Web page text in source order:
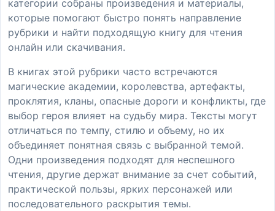
категории собраны произведения и материалы,
которые помогают быстро понять направление
рубрики и найти подходящую книгу для чтения
онлайн или скачивания.
В книгах этой рубрики часто встречаются
магические академии, королевства, артефакты,
проклятия, кланы, опасные дороги и конфликты, где
выбор героя влияет на судьбу мира. Тексты могут
отличаться по темпу, стилю и объему, но их
объединяет понятная связь с выбранной темой.
Одни произведения подходят для неспешного
чтения, другие держат внимание за счет событий,
практической пользы, ярких персонажей или
последовательного раскрытия темы.